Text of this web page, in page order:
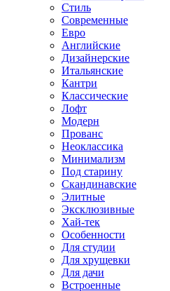
Стиль
Современные
Евро
Английские
Дизайнерские
Итальянские
Кантри
Классические
Лофт
Модерн
Прованс
Неоклассика
Минимализм
Под старину
Скандинавские
Элитные
Эксклюзивные
Хай-тек
Особенности
Для студии
Для хрущевки
Для дачи
Встроенные